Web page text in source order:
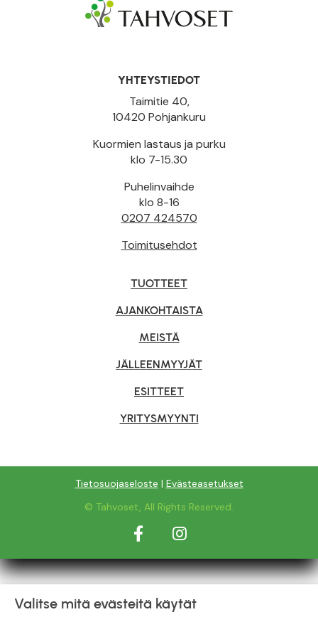
YHTEYSTIEDOT
Taimitie 40,
10420 Pohjankuru
Kuormien lastaus ja purku
klo 7-15.30
Puhelinvaihde
klo 8-16
0207 424570
Toimitusehdot
TUOTTEET
AJANKOHTAISTA
MEISTÄ
JÄLLEENMYYJÄT
ESITTEET
YRITYSMYYNTI
Tietosuojaseloste | Evästeasetukset
© Tahvoset, All Rights Reserved.
Facebook
Valitse mitä evästeitä käytät